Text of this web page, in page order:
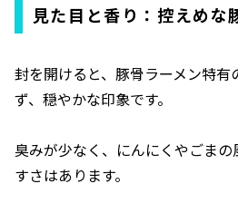
見た目と香り：控えめな
封を開けると、豚骨ラーメン特
ず、穏やかな印象です。
臭みが少なく、にんにくやごまの
すさはあります。